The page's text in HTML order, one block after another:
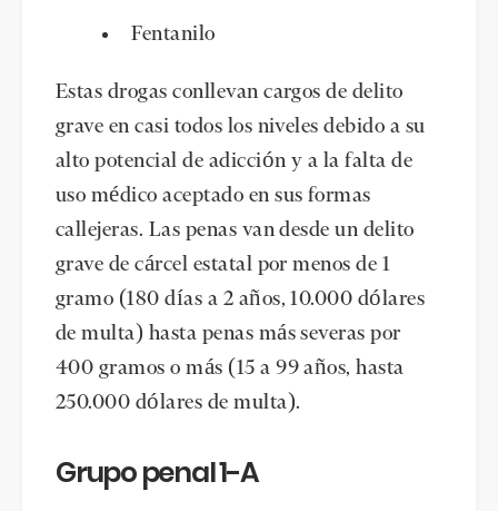
Fentanilo
Estas drogas conllevan cargos de delito
grave en casi todos los niveles debido a su
alto potencial de adicción y a la falta de
uso médico aceptado en sus formas
callejeras. Las penas van desde un delito
grave de cárcel estatal por menos de 1
gramo (180 días a 2 años, 10.000 dólares
de multa) hasta penas más severas por
400 gramos o más (15 a 99 años, hasta
250.000 dólares de multa).
Grupo penal 1-A